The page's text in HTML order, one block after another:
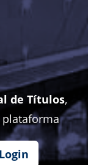
de Títulos,
plataforma